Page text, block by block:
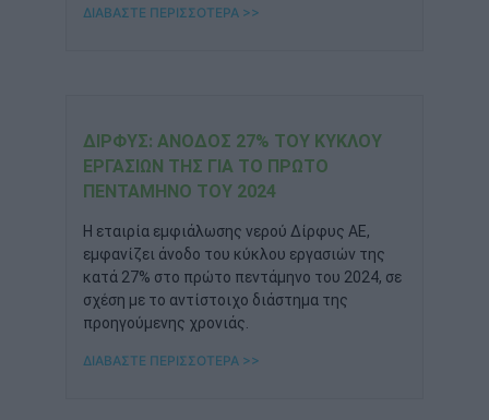
ΔΙΑΒΑΣΤΕ ΠΕΡΙΣΣΟΤΕΡΑ >>
ΔΊΡΦΥΣ: ΆΝΟΔΟΣ 27% ΤΟΥ ΚΎΚΛΟΥ
ΕΡΓΑΣΙΏΝ ΤΗΣ ΓΙΑ ΤΟ ΠΡΏΤΟ
ΠΕΝΤΆΜΗΝΟ ΤΟΥ 2024
Η εταιρία εμφιάλωσης νερού Δίρφυς ΑΕ,
εμφανίζει άνοδο του κύκλου εργασιών της
κατά 27% στο πρώτο πεντάμηνο του 2024, σε
σχέση με το αντίστοιχο διάστημα της
προηγούμενης χρονιάς.
ΔΙΑΒΑΣΤΕ ΠΕΡΙΣΣΟΤΕΡΑ >>